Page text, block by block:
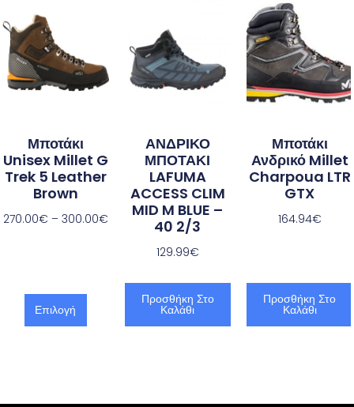
Μποτάκι
Unisex Millet G
Trek 5 Leather
Brown
270.00€ – 300.00€
Επιλογή
ΑΝΔΡΙΚΟ
ΜΠΟΤΑΚΙ
LAFUMA
ACCESS CLIM
MID M BLUE –
40 2/3
129.99€
Προσθήκη Στο
Καλάθι
Μποτάκι
Ανδρικό Millet
Charpoua LTR
GTX
164.94€
Προσθήκη Στο
Καλάθι